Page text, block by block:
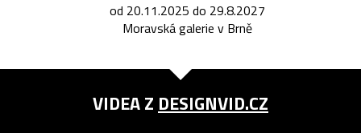
od 20.11.2025 do 29.8.2027
Moravská galerie v Brně
VIDEA Z DESIGNVID.CZ